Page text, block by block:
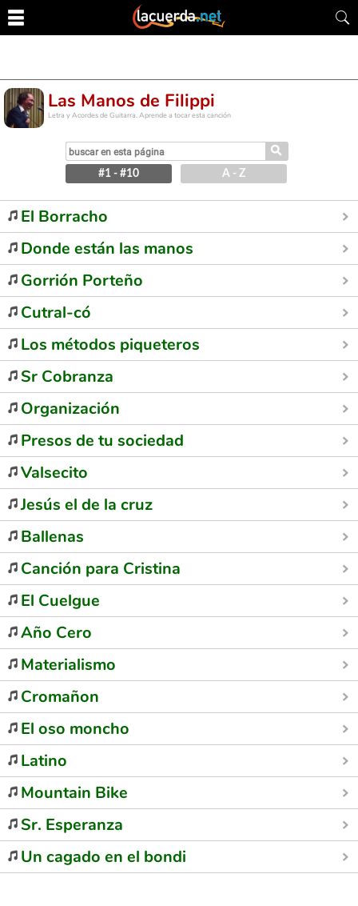
Las Manos de Filippi
Letra y Acordes de Guitarra. Aprende a tocar esta canción
⚲
#1 - #10 A - Z
El Borracho
Donde están las manos
Gorrión Porteño
Cutral-có
Los métodos piqueteros
Sr Cobranza
Organización
Presos de tu sociedad
Valsecito
Jesús el de la cruz
Ballenas
Canción para Cristina
El Cuelgue
Año Cero
Materialismo
Cromañon
El oso moncho
Latino
Mountain Bike
Sr. Esperanza
Un cagado en el bondi